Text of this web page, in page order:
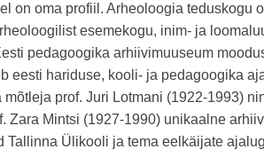
on oma profiil. Arheoloogia teduskogu
esemekogu, inim- ja
pedagoogika arhiivimuuseum
eesti hariduse, kooli- ja pedagoogika
prof. Juri Lotmani (1922-1993)
Zara Mintsi (1927-1990) unikaalne
Ülikooli ja tema eelkäijate